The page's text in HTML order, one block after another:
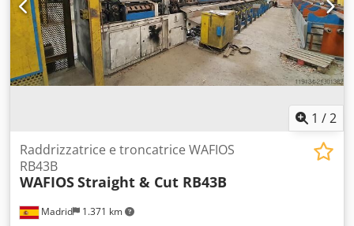
per robot di saldatura sistema di estrazione per tavoli di
taglio e rettifica termica sistema di estrazione in
combinazione con tavolo di estrazione sistema di
estrazione per la macinazione di materiali non sfruttabili
Parametri : Ventilatore insonorizzato con silenziatore, 18,5
: Unità di filtraggio Inverter Dosatore di calce Silenziatore
1 /2
Madrid 1.371 km
Raddrizzatrice e troncatrice WAFIOS
RB43B
WAFIOSStraight & Cut RB43B